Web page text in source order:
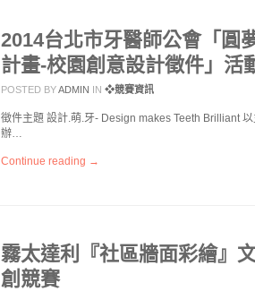
2014台北市牙醫師公會「圓
計畫-校園創意設計徵件」活
POSTED BYADMIN IN ❖競賽資訊
徵件主題 設計.萌.牙- Design makes Teeth Brilliant 以
辦…
Continue reading →
霧太達利『社區牆面彩繪』
創競賽